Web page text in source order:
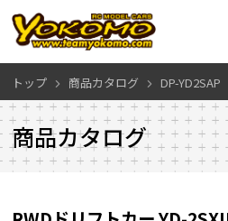
トップ 商品カタログ DP-YD2SAP
商品カタログ